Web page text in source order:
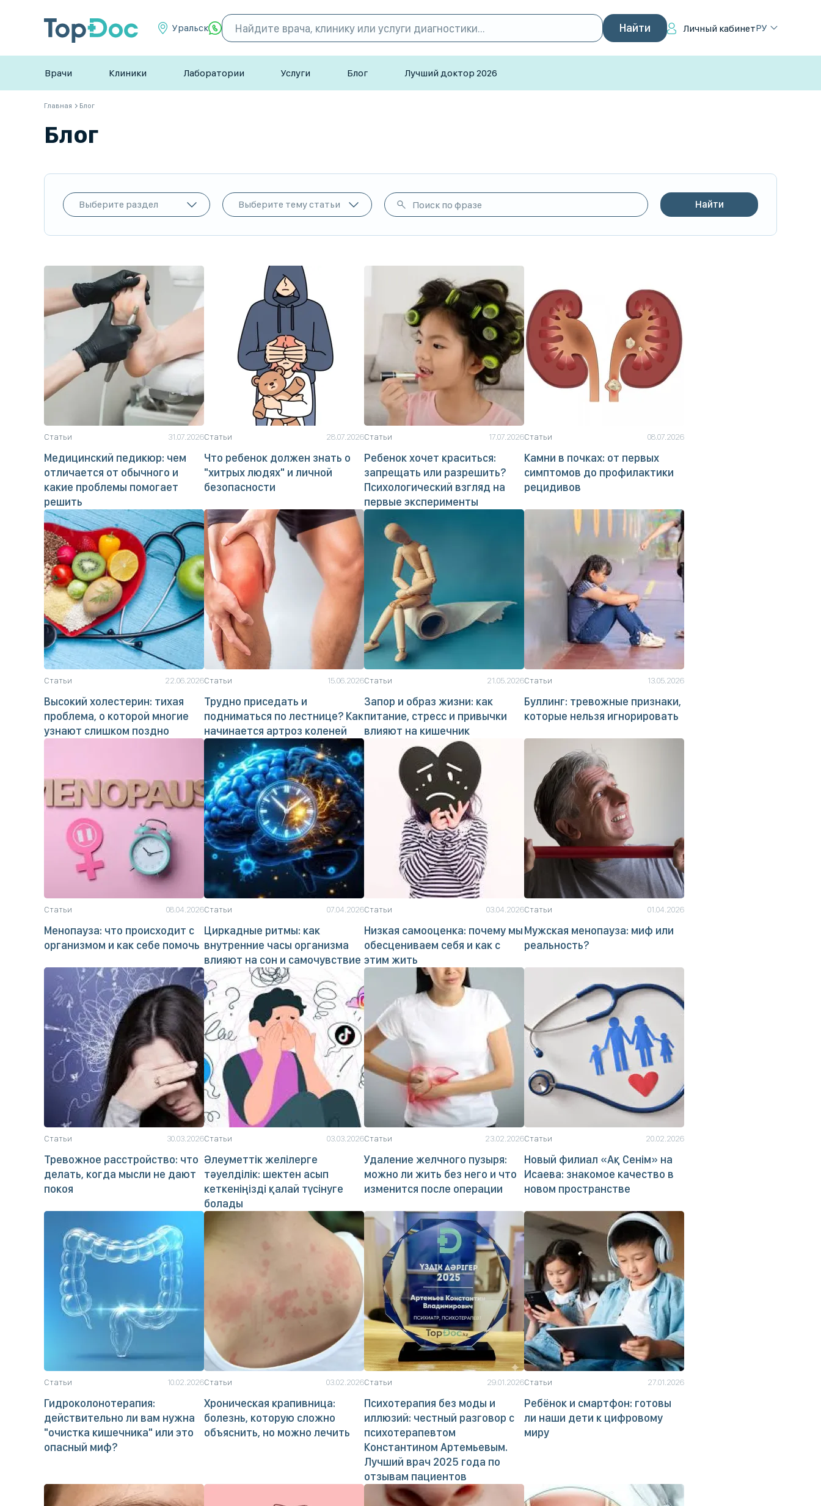
Уральск Личный кабинетРУ
Врачи Клиники Лаборатории Услуги Блог Лучший доктор 2026
Главная Блог
Блог
Выберите раздел Выберите тему статьи
Статьи 31.07.2026
Медицинский педикюр: чем
отличается от обычного и
какие проблемы помогает
решить
Статьи 28.07.2026
Что ребенок должен знать о
"хитрых людях" и личной
безопасности
Статьи 17.07.2026
Ребенок хочет краситься:
запрещать или разрешить?
Психологический взгляд на
первые эксперименты
Статьи 08.07.2026
Камни в почках: от первых
симптомов до профилактики
рецидивов
Статьи 22.06.2026
Высокий холестерин: тихая
проблема, о которой многие
узнают слишком поздно
Статьи 15.06.2026
Трудно приседать и
подниматься по лестнице? Как
начинается артроз коленей
Статьи 21.05.2026
Запор и образ жизни: как
питание, стресс и привычки
влияют на кишечник
Статьи 13.05.2026
Буллинг: тревожные признаки,
которые нельзя игнорировать
Статьи 08.04.2026
Менопауза: что происходит с
организмом и как себе помочь
Статьи 07.04.2026
Циркадные ритмы: как
внутренние часы организма
влияют на сон и самочувствие
Статьи 03.04.2026
Низкая самооценка: почему мы
обесцениваем себя и как с
этим жить
Статьи 01.04.2026
Мужская менопауза: миф или
реальность?
Статьи 30.03.2026
Тревожное расстройство: что
делать, когда мысли не дают
покоя
Статьи 03.03.2026
Әлеуметтік желілерге
тәуелділік: шектен асып
кеткеніңізді қалай түсінуге
болады
Статьи 23.02.2026
Удаление желчного пузыря:
можно ли жить без него и что
изменится после операции
Статьи 20.02.2026
Новый филиал «Ақ Сенім» на
Исаева: знакомое качество в
новом пространстве
Статьи 10.02.2026
Гидроколонотерапия:
действительно ли вам нужна
"очистка кишечника" или это
опасный миф?
Статьи 03.02.2026
Хроническая крапивница:
болезнь, которую сложно
объяснить, но можно лечить
Статьи 29.01.2026
Психотерапия без моды и
иллюзий: честный разговор с
психотерапевтом
Константином Артемьевым.
Лучший врач 2025 года по
отзывам пациентов
Статьи 27.01.2026
Ребёнок и смартфон: готовы
ли наши дети к цифровому
миру